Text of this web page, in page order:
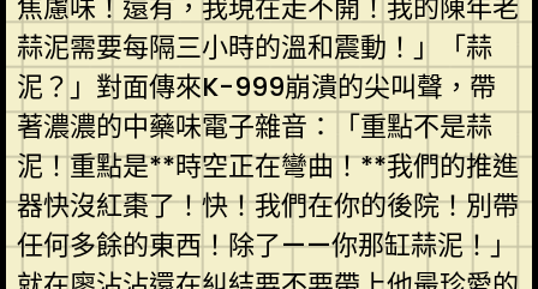
焦慮味！還有，我現在走不開！我的陳年老
蒜泥需要每隔三小時的溫和震動！」「蒜
泥？」對面傳來K-999崩潰的尖叫聲，帶
著濃濃的中藥味電子雜音：「重點不是蒜
泥！重點是**時空正在彎曲！**我們的推進
器快沒紅棗了！快！我們在你的後院！別帶
任何多餘的東西！除了——你那缸蒜泥！」